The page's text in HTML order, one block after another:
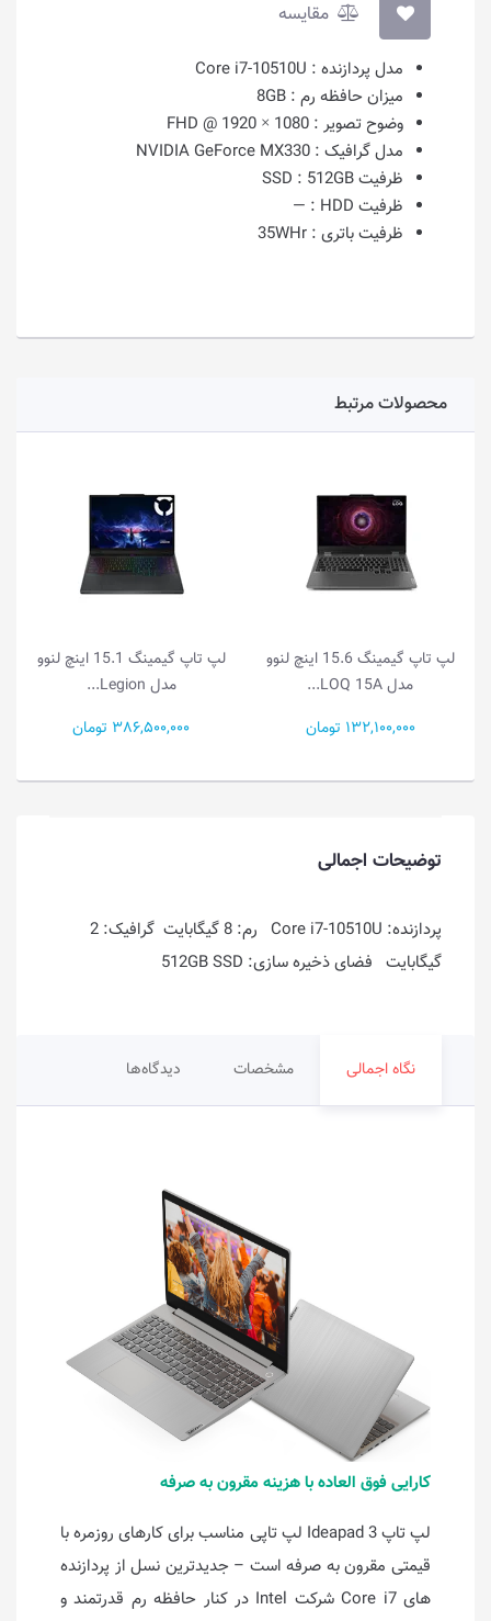
مقایسه
مدل پردازنده : Core i7-10510U
میزان حافظه رم : 8GB
وضوح تصویر : 1080 × 1920 @ FHD
مدل گرافیک : NVIDIA GeForce MX330
ظرفیت SSD :512GB
ظرفیت HDD :
—
ظرفیت باتری : 35WHr
محصولات مرتبط
لپ تاپ گیمینگ 15.6 اینچ لنوو
مدل LOQ 15A...
132,100,000 تومان
لپ تاپ گیمینگ 15.1 اینچ لنوو
مدل Legion...
386,500,000 تومان
توضیحات اجمالی
پردازنده: Core i7-10510U رم: 8 گیگابایت گرافیک: 2
گیگابایت فضای ذخیره سازی: 512GB SSD
نگاه اجمالی مشخصات دیدگاه‌ها
کارایی فوق العاده با هزینه مقرون به صرفه
لپ تاپ Ideapad 3 لپ تاپی مناسب برای کارهای روزمره با
قیمتی مقرون به صرفه است – جدیدترین نسل از پردازنده
های Core i7 شرکت Intel در کنار حافظه رم قدرتمند و